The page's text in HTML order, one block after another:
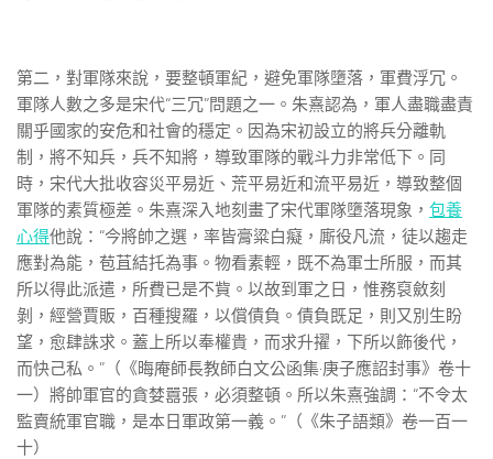
第二，對軍隊來說，要整頓軍紀，避免軍隊墮落，軍費浮冗。
軍隊人數之多是宋代“三冗”問題之一。朱熹認為，軍人盡職盡責
關乎國家的安危和社會的穩定。因為宋初設立的將兵分離軌
制，將不知兵，兵不知將，導致軍隊的戰斗力非常低下。同
時，宋代大批收容災平易近、荒平易近和流平易近，導致整個
軍隊的素質極差。朱熹深入地刻畫了宋代軍隊墮落現象， 包養
心得他說：“今將帥之選，率皆膏粱白癡，廝役凡流，徒以趨走
應對為能，苞苴結托為事。物看素輕，既不為軍士所服，而其
所以得此派遣，所費已是不貲。以故到軍之日，惟務裒斂刻
剝，經營賈販，百種搜羅，以償債負。債負既足，則又別生盼
望，愈肆誅求。蓋上所以奉權貴，而求升擢，下所以飾後代，
而快己私。”（《晦庵師長教師白文公函集·庚子應詔封事》卷十
一）將帥軍官的貪婪囂張，必須整頓。所以朱熹強調：“不令太
監賣統軍官職，是本日軍政第一義。”（《朱子語類》卷一百一
十）